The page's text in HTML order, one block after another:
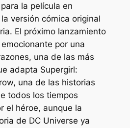
la película en
versión cómica original
El próximo lanzamiento
por una
una de las más
adapta Supergirl:
una de las historias
todos los tiempos
el héroe, aunque la
de DC Universe ya